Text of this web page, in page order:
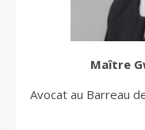
Maître
Avocat au Barreau